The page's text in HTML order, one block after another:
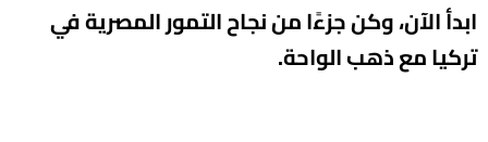
ابدأ الآن، وكن جزءًا من نجاح التمور المصرية في
تركيا مع ذهب الواحة.